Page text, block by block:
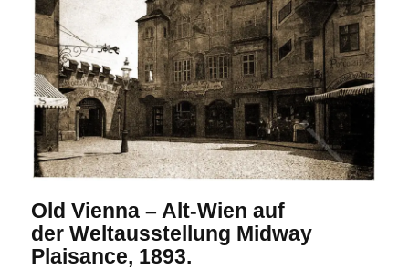
Old Vienna – Alt-Wien auf
der Weltausstellung Midway
Plaisance, 1893.